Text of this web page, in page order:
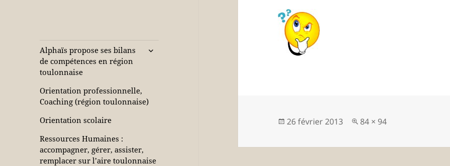
compétences et
orientations
adultes et jeunes
Alphaïs propose ses bilans
de compétences en région
toulonnaise
ouvrir
Orientation professionnelle,
Coaching (région toulonnaise)
Orientation scolaire
Ressources Humaines :
accompagner, gérer, assister,
remplacer sur l’aire toulonnaise
Publié
26 février 2013
Taille
84 × 94